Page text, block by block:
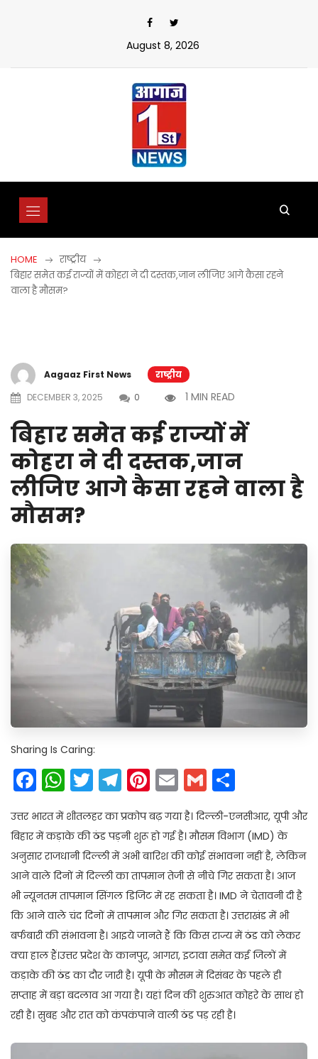
August 8, 2026
HOME
राष्ट्रीय
बिहार समेत कई राज्यों में कोहरा ने दी दस्तक,जान लीजिए आगे कैसा रहने
वाला है मौसम?
Aagaaz First News
राष्ट्रीय
DECEMBER 3, 2025
0 1 MIN READ
बिहार समेत कई राज्यों में
कोहरा ने दी दस्तक,जान
लीजिए आगे कैसा रहने वाला है
मौसम?
Sharing Is Caring:
Facebook
WhatsApp
Twitter
Telegram
Pinterest
EmailGmail
उत्तर भारत में शीतलहर का प्रकोप बढ़ गया है। दिल्ली-एनसीआर, यूपी और
बिहार में कड़ाके की ठंड पड़नी शुरू हो गई है। मौसम विभाग (IMD) के
अनुसार राजधानी दिल्ली में अभी बारिश की कोई संभावना नहीं है, लेकिन
आने वाले दिनों में दिल्ली का तापमान तेजी से नीचे गिर सकता है। आज
भी न्यूनतम तापमान सिंगल डिजिट में रह सकता है। IMD ने चेतावनी दी है
कि आने वाले चंद दिनों में तापमान और गिर सकता है। उत्तराखंड में भी
बर्फबारी की संभावना है। आइये जानते हैं कि किस राज्य में ठंड को लेकर
क्या हाल हैं।उत्तर प्रदेश के कानपुर, आगरा, इटावा समेत कई जिलों में
कड़ाके की ठंड का दौर जारी है। यूपी के मौसम में दिसंबर के पहले ही
सप्ताह में बड़ा बदलाव आ गया है। यहां दिन की शुरुआत कोहरे के साथ हो
रही है। सुबह और रात को कंपकंपाने वाली ठंड पड़ रही है।